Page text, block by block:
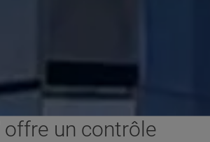
offre un contrôle